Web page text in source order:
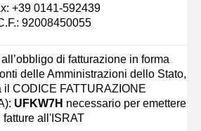
+39 0141-592439
92008450055
di fatturazione in forma
delle Amministrazioni dello Stato,
il CODICE FATTURAZIONE
UFKW7H necessario per emettere
fatture all'ISRAT